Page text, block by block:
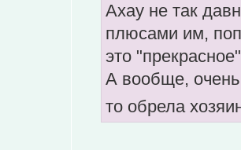
Ахау не так
плюсами им,
это
А вообще, очень
то обрела